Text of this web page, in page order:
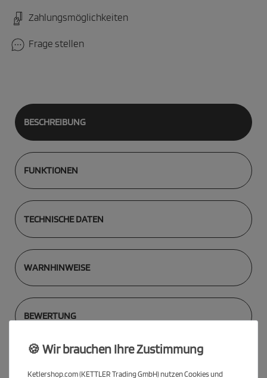
Zahlungsmöglichkeiten
Frage stellen
BESCHREIBUNG
FUNKTIONEN
TECHNISCHE DATEN
WARNHINWEISE
BEWERTUNG
🍪 Wir brauchen Ihre Zustimmung
Ketlershop.com (KETTLER Trading GmbH) nutzen Cookies und